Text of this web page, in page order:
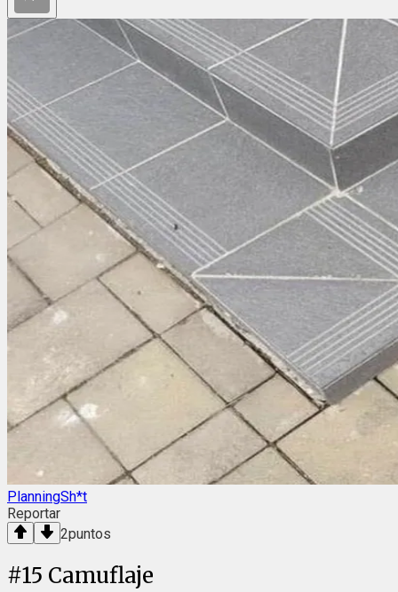
PlanningSh*t
Reportar
2puntos
#15 Camuflaje